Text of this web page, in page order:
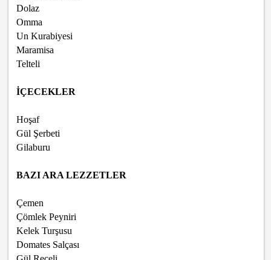
Dolaz
Omma
Un Kurabiyesi
Maramisa
Telteli
İÇECEKLER
Hoşaf
Gül Şerbeti
Gilaburu
BAZI ARA LEZZETLER
Çemen
Çömlek Peyniri
Kelek Turşusu
Domates Salçası